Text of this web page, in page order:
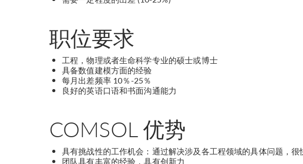
职位要求
工程，物理或者生命科学专业的硕士或博士
具备数值建模方面的经验
每月出差频率 10％-25％
良好的英语口语和书面沟通能力
COMSOL 优势
具有挑战性的工作机会：通过解决涉及各工程领域的具体问题，很
团队具有丰富的经验，具有创新力